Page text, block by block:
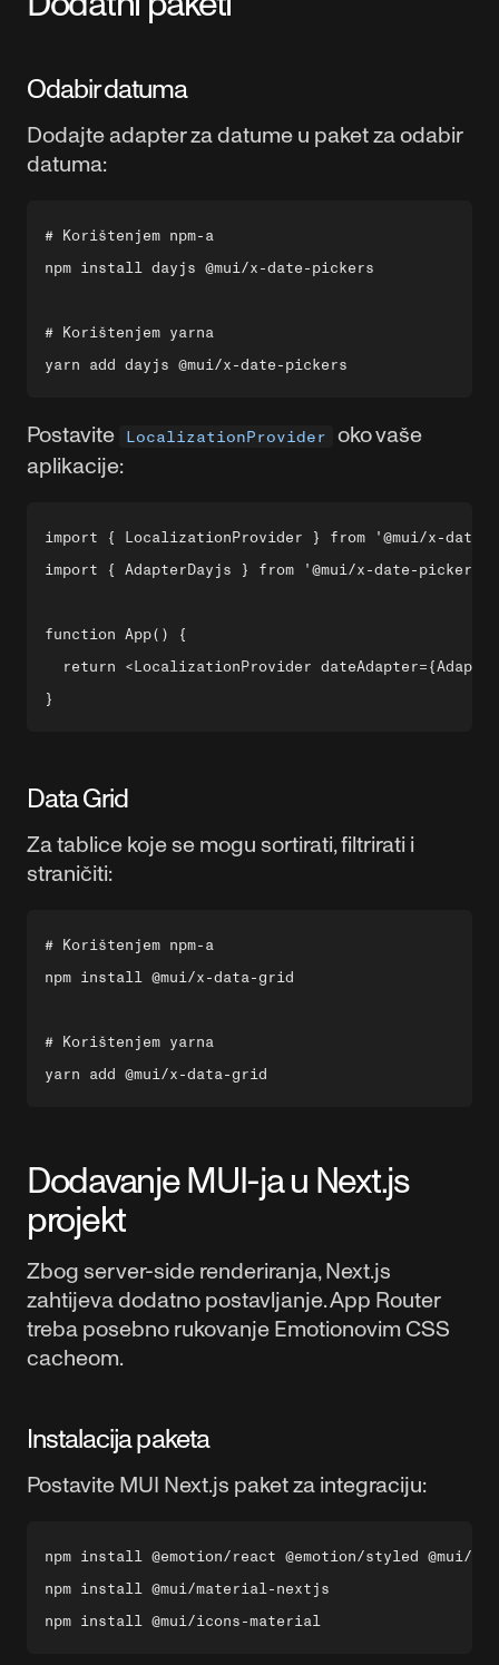
Odabir datuma
Dodajte adapter za datume u paket za odabir
datuma:
# Korištenjem npm-a
npm install dayjs @mui/x-date-pickers
# Korištenjem yarna
Postavite LocalizationProvider
oko vaše
aplikacije:
import { LocalizationProvider } from '@mui/x-
import { AdapterDayjs } from '@mui/x-date-pickers/
function App() {
return <LocalizationProvider
Data Grid
Za tablice koje se mogu sortirati, filtrirati i
straničiti:
# Korištenjem npm-a
npm install @mui/x-data-grid
# Korištenjem yarna
Dodavanje MUI-ja u Next.js
projekt
Zbog server-side renderiranja, Next.js
zahtijeva dodatno postavljanje. App Router
treba posebno rukovanje Emotionovim CSS
cacheom.
Instalacija paketa
Postavite MUI Next.js paket za integraciju:
npm install @emotion/react @emotion/styled @mui/
npm install @mui/material-nextjs